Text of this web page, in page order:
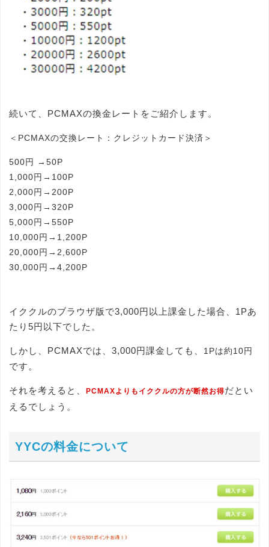
続いて、PCMAXの換金レートをご紹介します。
＜PCMAXの交換レート：クレジットカード決済＞
500円 →50P
1,000円→100P
2,000円→200P
3,000円→320P
5,000円→550P
10,000円→1,200P
20,000円→2,600P
30,000円→4,200P
イククルのブラウザ版で3,000円以上課金した場合、1Pあ
たり5円以下でした。
しかし、PCMAXでは、3,000円課金しても、 1Pは約10円
です。
それを考えると、 PCMAXよりもイククルの方が断然お得だとい
えるでしょう。
YYCの料金について